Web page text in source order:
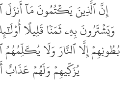
إِنَّ ٱلَّذِينَ يَكۡتُمُونَ مَآ
وَيَشۡتَرُونَ بِهِۦ ثَمَنٗا قَلِيلًا
بُطُونِهِمۡ إِلَّا ٱلنَّارَ وَلَا يُكَلِّمُهُمُ
يُزَكِّيهِمۡ وَلَهُمۡ عَذَابٌ